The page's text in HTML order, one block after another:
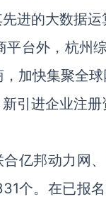
进的大数据
台外，杭州
加快集聚全
引进企业注
亿邦动力网
个。在已报